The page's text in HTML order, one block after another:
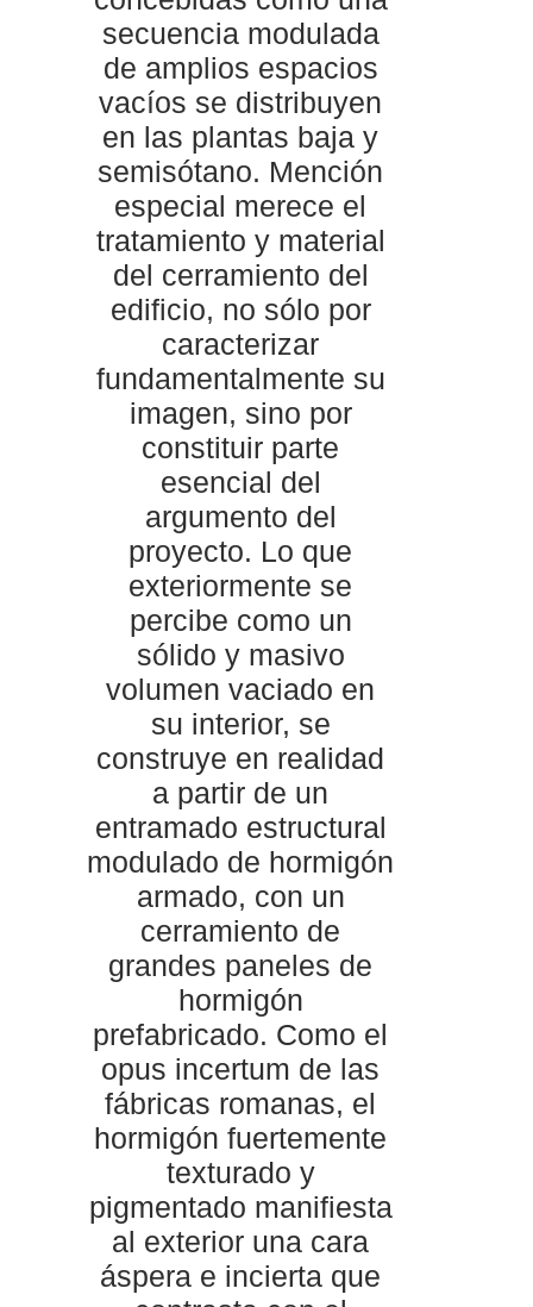
secuencia modulada
de amplios espacios
vacíos se distribuyen
en las plantas baja y
semisótano. Mención
especial merece el
tratamiento y material
del cerramiento del
edificio, no sólo por
caracterizar
fundamentalmente su
imagen, sino por
constituir parte
esencial del
argumento del
proyecto. Lo que
exteriormente se
percibe como un
sólido y masivo
volumen vaciado en
su interior, se
construye en realidad
a partir de un
entramado estructural
modulado de hormigón
armado, con un
cerramiento de
grandes paneles de
hormigón
prefabricado. Como el
opus incertum de las
fábricas romanas, el
hormigón fuertemente
texturado y
pigmentado manifiesta
al exterior una cara
áspera e incierta que